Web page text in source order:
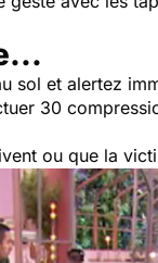
sol et alertez
30
ou que la